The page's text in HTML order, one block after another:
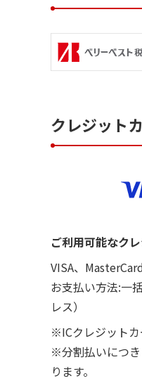
クレジット
ご利用可能なク
VISA、
お支払い方法:一
レス）
※ICクレジットカ
※分割払いにつ
ります。